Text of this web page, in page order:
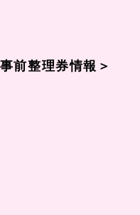
前整理券情報＞